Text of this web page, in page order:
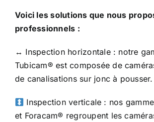
Voici les solutions que nous
professionnels :
↔️ Inspection horizontale : notre
Tubicam® est composée de
de canalisations sur jonc à pousser.
Inspection verticale : nos
et Foracam® regroupent les